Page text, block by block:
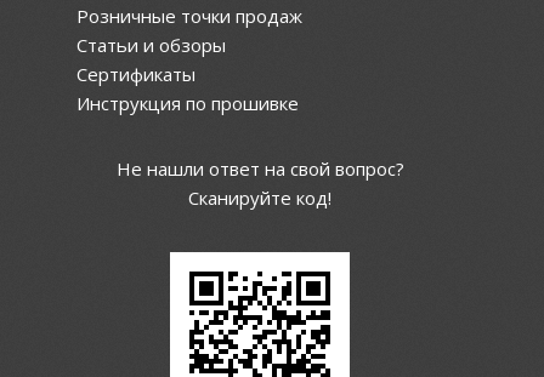
Розничные точки продаж
Статьи и обзоры
Сертификаты
Инструкция по прошивке
Не нашли ответ на свой вопрос?
Сканируйте код!